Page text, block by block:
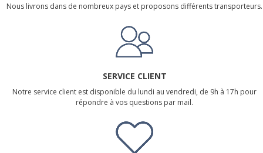
Nous livrons dans de nombreux pays et proposons différents transporteurs.
SERVICE CLIENT
Notre service client est disponible du lundi au vendredi, de 9h à 17h pour
répondre à vos questions par mail.